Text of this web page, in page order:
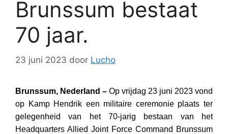
Brunssum bestaat
70 jaar.
23 juni 2023 door Lucho
Brunssum, Nederland – Op vrijdag 23 juni 2023 vond
op Kamp Hendrik een militaire ceremonie plaats ter
gelegenheid van het 70-jarig bestaan van het
Headquarters Allied Joint Force Command Brunssum